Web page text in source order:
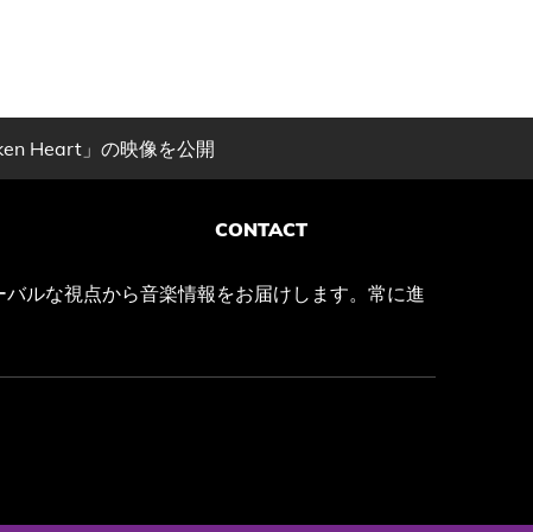
Heart」の映像を公開
CONTACT
ルな視点から音楽情報をお届けします。常に進